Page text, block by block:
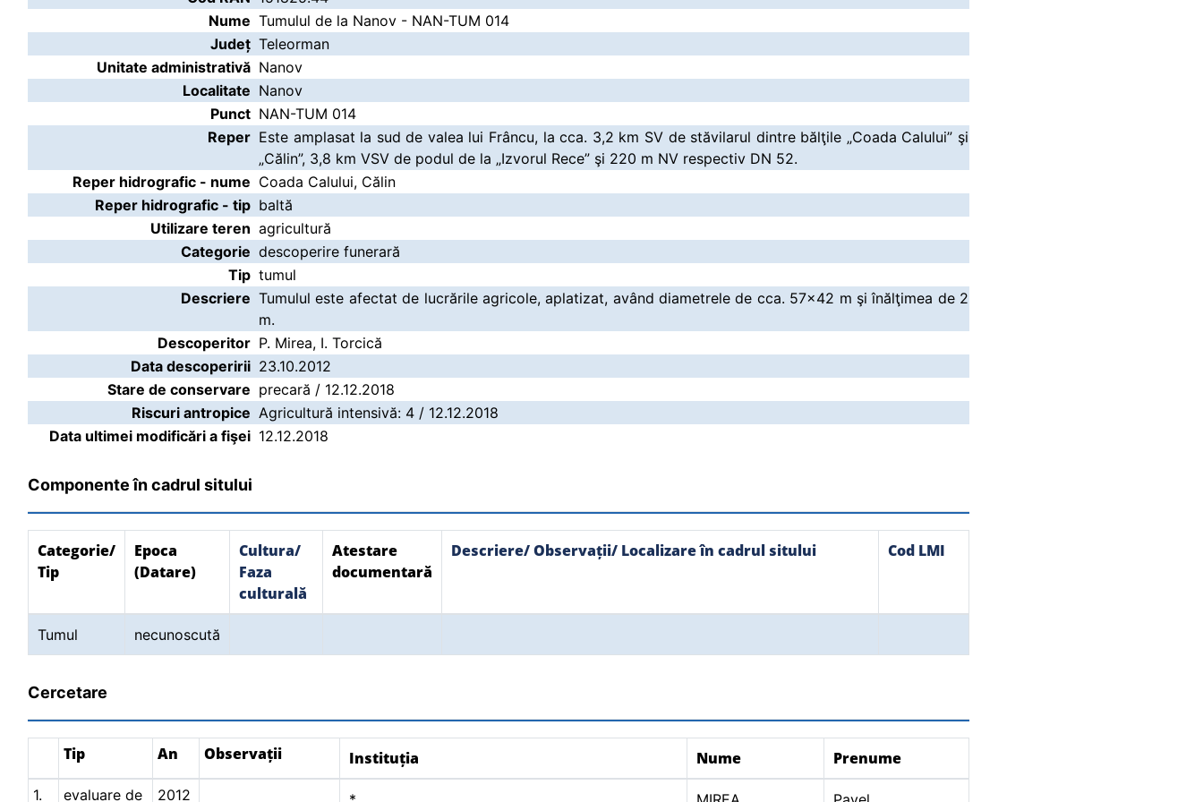
Nume Tumulul de la Nanov - NAN-TUM 014
Județ Teleorman
Unitate administrativă Nanov
Localitate Nanov
Punct NAN-TUM 014
Reper Este amplasat la sud de valea lui Frâncu, la cca. 3,2 km SV de stăvilarul dintre bălţile „Coada Calului” şi
„Călin”, 3,8 km VSV de podul de la „Izvorul Rece” şi 220 m NV respectiv DN 52.
Reper hidrografic - nume Coada Calului, Călin
Reper hidrografic - tip baltă
Utilizare teren agricultură
Categorie descoperire funerară
Tip tumul
Descriere Tumulul este afectat de lucrările agricole, aplatizat, având diametrele de cca. 57x42 m şi înălţimea de 2
m.
Descoperitor P. Mirea, I. Torcică
Data descoperirii 23.10.2012
Stare de conservare precară / 12.12.2018
Riscuri antropice Agricultură intensivă: 4 / 12.12.2018
Data ultimei modificări a fişei 12.12.2018
Componente în cadrul sitului
Categorie/
Tip
Epoca
(Datare)
Cultura/
Faza
culturală
Atestare
documentară
Descriere/ Observații/ Localizare în cadrul sitului Cod LMI
Tumul necunoscută
Cercetare
Tip An Observații Instituția Nume Prenume
1. evaluare de 2012